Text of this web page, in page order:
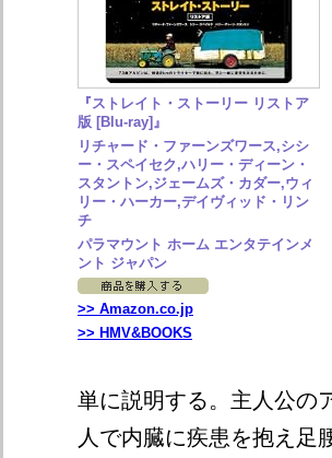
『ストレイト・ストーリー リストア
版 [Blu-ray]』
リチャード・ファーンズワース,シシ
ー・スペイセク,ハリー・ディーン・
スタントン,ジェームズ・カダー,ウィ
リー・ハーカー,デイヴィッド・リン
チ
パラマウント ホーム エンタテインメ
ント ジャパン
>> Amazon.co.jp
>> HMV&BOOKS
単に説明する。主人公の
人で内臓に疾患を抱え足